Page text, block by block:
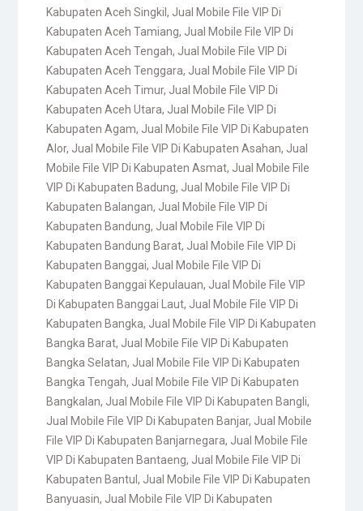
Kabupaten Aceh Singkil , Jual Mobile File VIP Di
Kabupaten Aceh Tamiang, Jual Mobile File VIP Di
Kabupaten Aceh Tengah, Jual Mobile File VIP Di
Kabupaten Aceh Tenggara, Jual Mobile File VIP Di
Kabupaten Aceh Timur, Jual Mobile File VIP Di
Kabupaten Aceh Utara, Jual Mobile File VIP Di
Kabupaten Agam, Jual Mobile File VIP Di Kabupaten
Alor, Jual Mobile File VIP Di Kabupaten Asahan, Jual
Mobile File VIP Di Kabupaten Asmat, Jual Mobile File
VIP Di Kabupaten Badung, Jual Mobile File VIP Di
Kabupaten Balangan, Jual Mobile File VIP Di
Kabupaten Bandung, Jual Mobile File VIP Di
Kabupaten Bandung Barat, Jual Mobile File VIP Di
Kabupaten Banggai, Jual Mobile File VIP Di
Kabupaten Banggai Kepulauan, Jual Mobile File VIP
Di Kabupaten Banggai Laut, Jual Mobile File VIP Di
Kabupaten Bangka, Jual Mobile File VIP Di Kabupaten
Bangka Barat, Jual Mobile File VIP Di Kabupaten
Bangka Selatan, Jual Mobile File VIP Di Kabupaten
Bangka Tengah, Jual Mobile File VIP Di Kabupaten
Bangkalan, Jual Mobile File VIP Di Kabupaten Bangli,
Jual Mobile File VIP Di Kabupaten Banjar, Jual Mobile
File VIP Di Kabupaten Banjarnegara, Jual Mobile File
VIP Di Kabupaten Bantaeng, Jual Mobile File VIP Di
Kabupaten Bantul , Jual Mobile File VIP Di Kabupaten
Banyuasin, Jual Mobile File VIP Di Kabupaten